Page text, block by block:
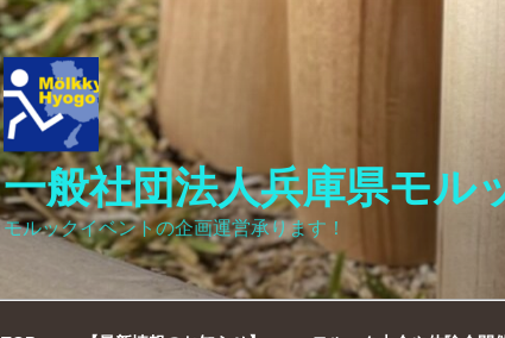
一般社団法人兵庫県モル
モルックイベントの企画運営承ります！